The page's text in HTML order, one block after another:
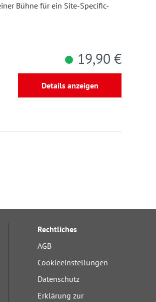
Bühne für ein Site-Specific-
19,90 €
Details anzeigen
Rechtliches
AGB
Cookieeinstellungen
Datenschutz
Erklärung zur